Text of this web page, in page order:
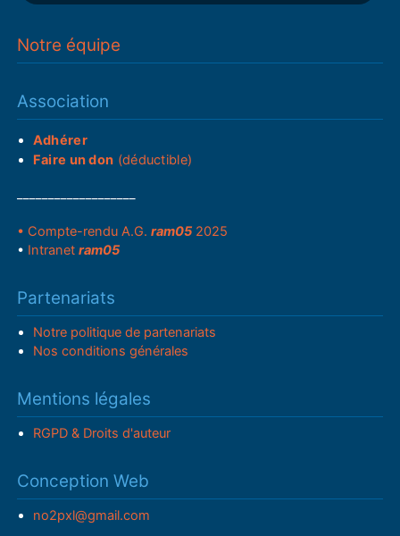
Notre équipe
Association
Adhérer
Faire un don (déductible)
• Compte-rendu A.G.ram05 2025
• Intranetram05
Partenariats
Notre politique de partenariats
Nos conditions générales
Mentions légales
RGPD & Droits d'auteur
Conception Web
no2pxl@gmail.com